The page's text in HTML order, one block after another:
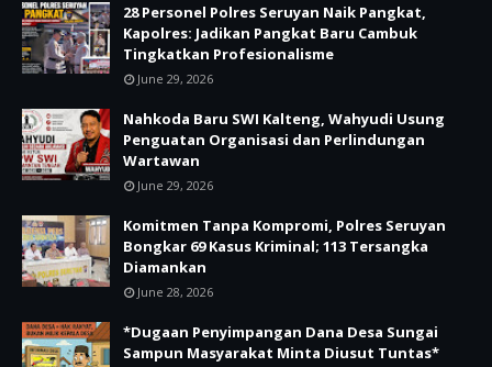
28 Personel Polres Seruyan Naik Pangkat,
Kapolres: Jadikan Pangkat Baru Cambuk
Tingkatkan Profesionalisme
June 29, 2026
Nahkoda Baru SWI Kalteng, Wahyudi Usung
Penguatan Organisasi dan Perlindungan
Wartawan
June 29, 2026
Komitmen Tanpa Kompromi, Polres Seruyan
Bongkar 69 Kasus Kriminal; 113 Tersangka
Diamankan
June 28, 2026
*Dugaan Penyimpangan Dana Desa Sungai
Sampun Masyarakat Minta Diusut Tuntas*